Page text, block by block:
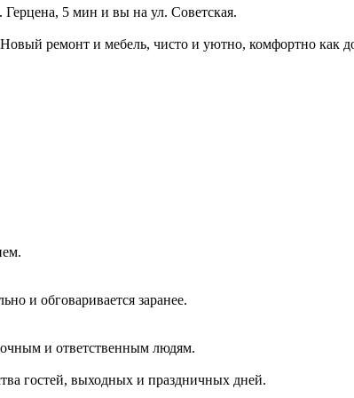
5 мин и вы на ул. Советская.
ремонт и мебель, чисто и уютно, комфортно как
и обговаривается заранее.
и ответственным людям.
гостей, выходных и праздничных дней.